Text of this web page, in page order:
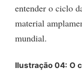
entender o ciclo
material
mundial.
Ilustração 04: O